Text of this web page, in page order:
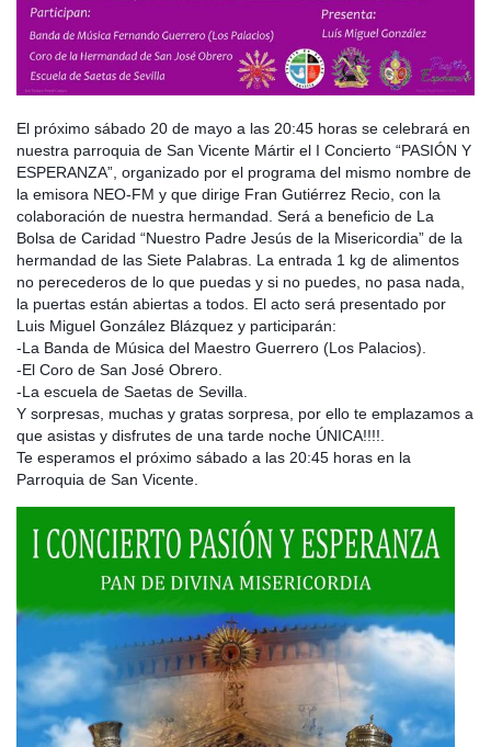
El próximo sábado 20 de mayo a las 20:45 horas se celebrará en
nuestra parroquia de San Vicente Mártir el I Concierto “PASIÓN Y
ESPERANZA”, organizado por el programa del mismo nombre de
la emisora NEO-FM y que dirige Fran Gutiérrez Recio, con la
colaboración de nuestra hermandad. Será a beneficio de La
Bolsa de Caridad “Nuestro Padre Jesús de la Misericordia” de la
hermandad de las Siete Palabras. La entrada 1 kg de alimentos
no perecederos de lo que puedas y si no puedes, no pasa nada,
la puertas están abiertas a todos. El acto será presentado por
Luis Miguel González Blázquez y participarán:
-La Banda de Música del Maestro Guerrero (Los Palacios).
-El Coro de San José Obrero.
-La escuela de Saetas de Sevilla.
Y sorpresas, muchas y gratas sorpresa, por ello te emplazamos a
que asistas y disfrutes de una tarde noche ÚNICA!!!!.
Te esperamos el próximo sábado a las 20:45 horas en la
Parroquia de San Vicente.